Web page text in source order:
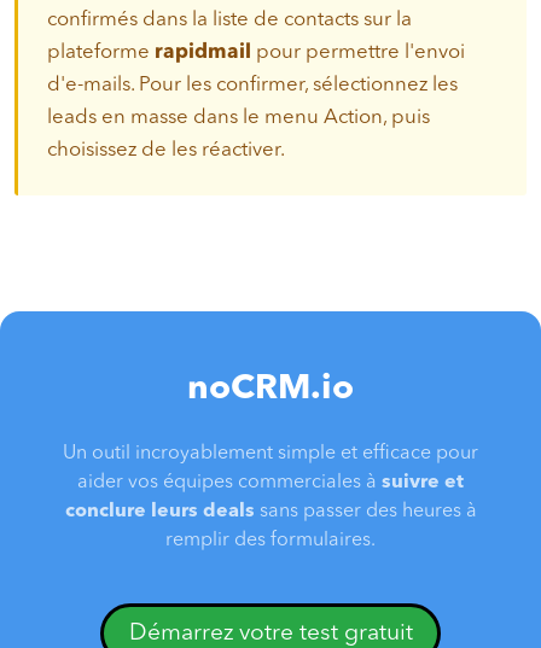
confirmés dans la liste de contacts sur la
plateforme rapidmail pour permettre l'envoi
d'e-mails. Pour les confirmer, sélectionnez les
leads en masse dans le menu Action, puis
choisissez de les réactiver.
noCRM.io
Un outil incroyablement simple et efficace pour
aider vos équipes commerciales à suivre et
conclure leurs deals sans passer des heures à
remplir des formulaires.
Démarrez votre test gratuit